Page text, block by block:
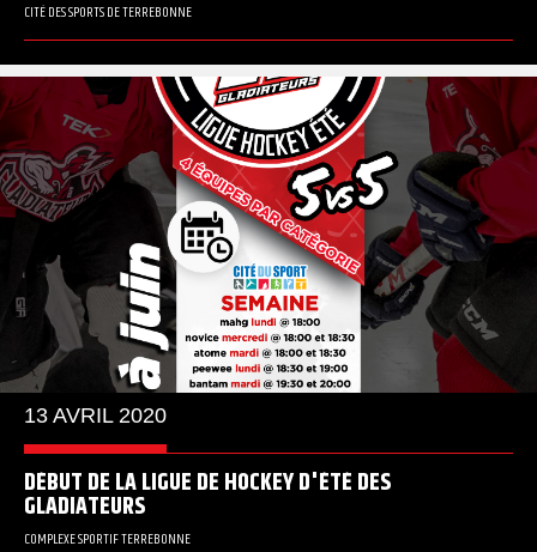
CITÉ DES SPORTS DE TERREBONNE
13 AVRIL 2020
DÉBUT DE LA LIGUE DE HOCKEY D'ÉTÉ DES
GLADIATEURS
COMPLEXE SPORTIF TERREBONNE